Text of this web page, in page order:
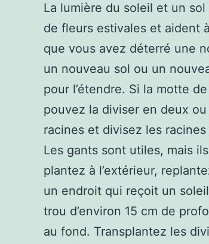
La lumière du soleil et un
de fleurs estivales et aident
que vous avez déterré une
un nouveau sol ou un
pour l’étendre. Si la motte
pouvez la diviser en deux
racines et divisez les
Les gants sont utiles, mais
plantez à l’extérieur,
un endroit qui reçoit un
trou d’environ 15 cm de
au fond. Transplantez les